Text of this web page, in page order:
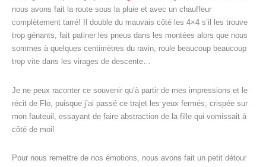
nous avons fait la route sous la pluie et avec un chauffeur
complètement tarré! Il double du mauvais côté les 4×4 s’il les trouve
trop génants, fait patiner les pneus dans les montées alors que nous
sommes à quelques centimètres du ravin, roule beaucoup beaucoup
trop vite dans les virages de descente…
Je ne peux raconter ce souvenir qu’à partir de mes impressions et le
récit de Flo, puisque j’ai passé ce trajet les yeux fermés, crispée sur
mon fauteuil, essayant de faire abstraction de la fille qui vomissait à
côté de moi!
Pour nous remettre de nos émotions, nous avons fait un petit détour